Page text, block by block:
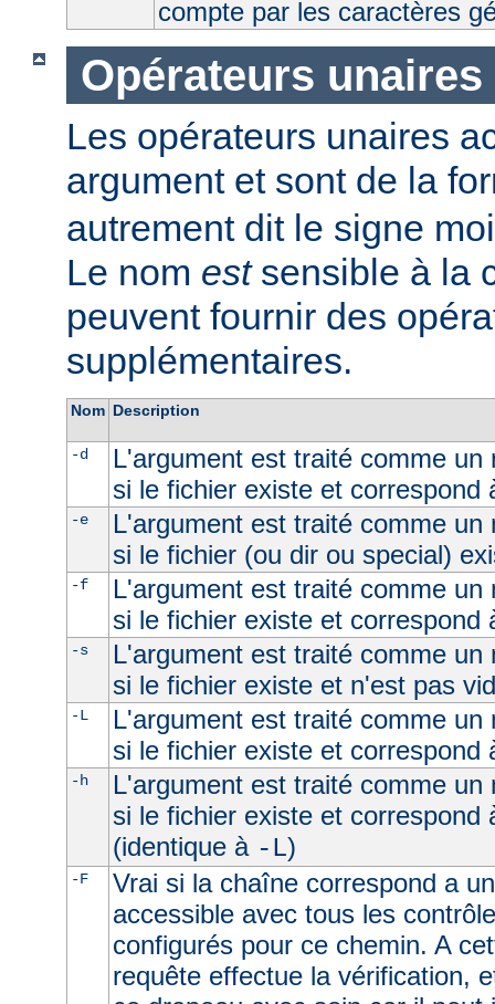
compte par les caractères
Opérateurs unaires
Les opérateurs unaires
argument et sont de la
autrement dit le signe
Le nom estsensible à la
peuvent fournir des
supplémentaires.
Nom Description
-d
L'argument est traité comme un
si le fichier existe et correspond
-e
L'argument est traité comme un
si le fichier (ou dir ou special)
-f
L'argument est traité comme un
si le fichier existe et correspond
-s
L'argument est traité comme un
si le fichier existe et n'est pas
-L
L'argument est traité comme un
si le fichier existe et correspond
-h
L'argument est traité comme un
si le fichier existe et correspond
(identique à -L)
-F
Vrai si la chaîne correspond a
accessible avec tous les
configurés pour ce chemin. A
requête effectue la vérification,